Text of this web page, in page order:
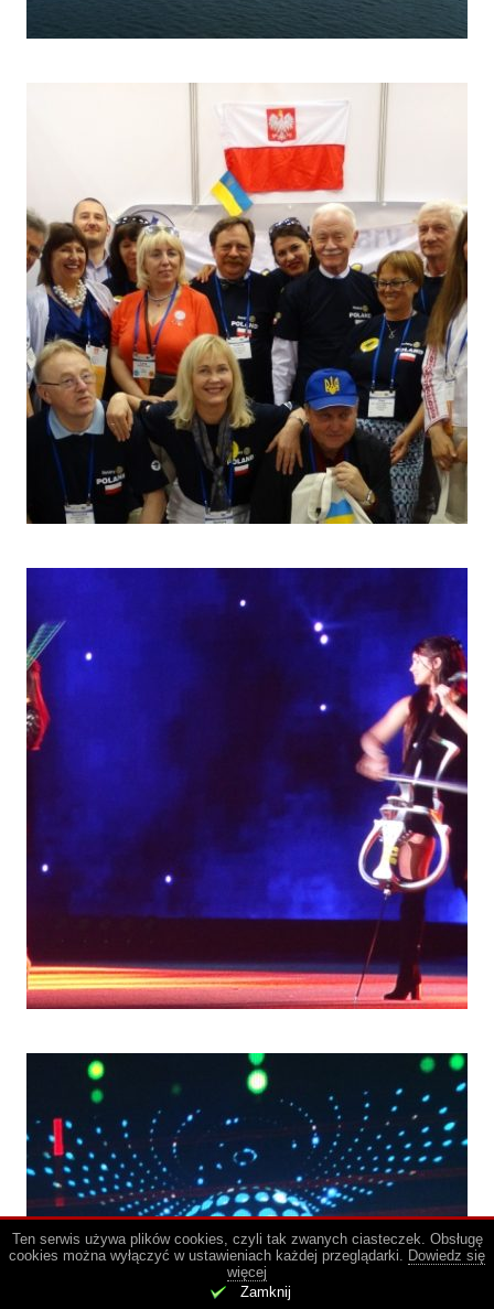
Ten serwis używa plików cookies, czyli tak zwanych ciasteczek. Obsługę
cookies można wyłączyć w ustawieniach każdej przeglądarki. Dowiedz się
więcej
Zamknij